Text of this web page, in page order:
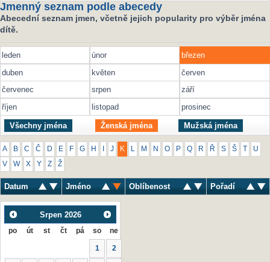
Jmenný seznam podle abecedy
Abecední seznam jmen, včetně jejich popularity pro výběr jména
dítě.
leden únor
březen
duben
květen
červen
červenec
srpen
září
říjen
listopad prosinec
Všechny jména Ženská jména Mužská jména
A B C Č D E F G H J K M N O P Q R Ř S Š U
V W X Y Z Ž
Datum Jméno Oblíbenost Pořadí
Srpen 2026
po út st čt pá so ne
1 2